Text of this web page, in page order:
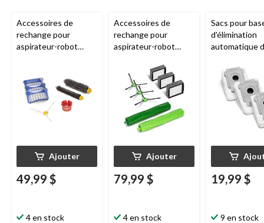
Accessoires de
rechange pour
aspirateur-robot
Ajouter
49,99 $
4 en stock
Accessoires de
rechange pour
aspirateur-robot
séries e et I
Ajouter
79,99 $
4 en stock
Sacs pour
d'élimination
automatique
Roomba
19,99 $
9 en stock